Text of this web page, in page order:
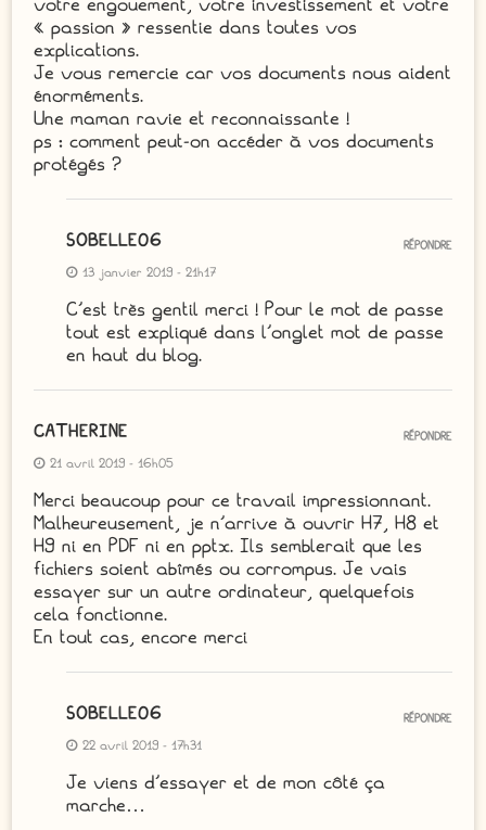
« passion » ressentie dans toutes vos
explications.
Je vous remercie car vos documents nous aident
énorméments.
Une maman ravie et reconnaissante !
ps : comment peut-on accéder à vos documents
protégés ?
SOBELLE06
13 janvier 2019 - 21h17
C’est très gentil merci ! Pour le mot de passe
tout est expliqué dans l’onglet mot de passe
en haut du blog.
RÉPONDRE
CATHERINE
21 avril 2019 - 16h05
Merci beaucoup pour ce travail impressionnant.
Malheureusement, je n’arrive à ouvrir H7, H8 et
H9 ni en PDF ni en pptx. Ils semblerait que les
fichiers soient abîmés ou corrompus. Je vais
essayer sur un autre ordinateur, quelquefois
cela fonctionne.
En tout cas, encore merci
RÉPONDRE
SOBELLE06
22 avril 2019 - 17h31
Je viens d’essayer et de mon côté ça
marche…
RÉPONDRE